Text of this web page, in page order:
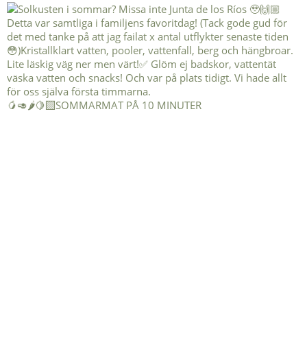
🥭🥑🌶️🍋‍🟩SOMMARMAT PÅ 10 MINUTER